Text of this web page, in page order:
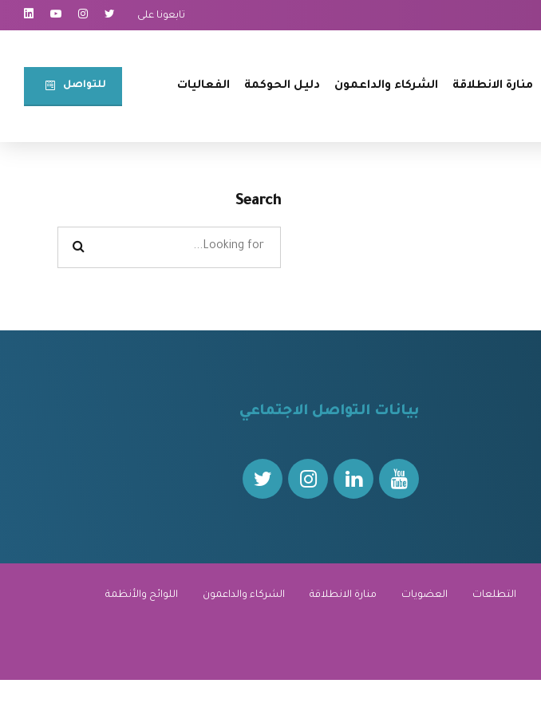
تابعونا على
للتواصل⠀ منارة الانطلاقة الشركاء والداعمون دليل الحوكمة الفعاليات
Search
بيانات التواصل الاجتماعي
التطلعات العضويات منارة الانطلاقة الشركاء والداعمون
اللوائح والأنظمة